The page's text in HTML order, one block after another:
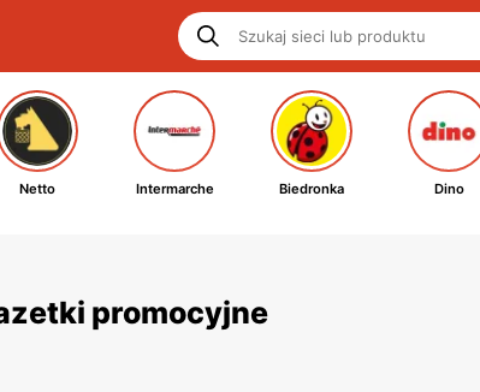
Netto Intermarche Biedronka Dino
promocyjne